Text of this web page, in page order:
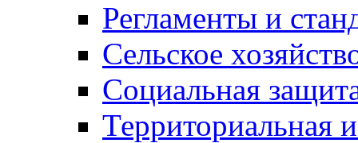
Регламенты и
Сельское
Социальная
Территориальная